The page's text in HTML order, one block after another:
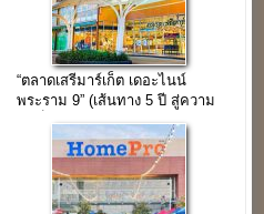
“ตลาดเสรีมาร์เก็ต เดอะไนน์
พระราม 9” (เส้นทาง 5 ปี สู่ความ
สำเร็จ…)